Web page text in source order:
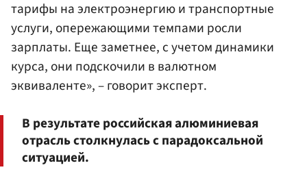
тарифы на электроэнергию и транспортные
услуги, опережающими темпами росли
зарплаты. Еще заметнее, с учетом динамики
курса, они подскочили в валютном
эквиваленте», – говорит эксперт.
В результате российская алюминиевая
отрасль столкнулась с парадоксальной
ситуацией.